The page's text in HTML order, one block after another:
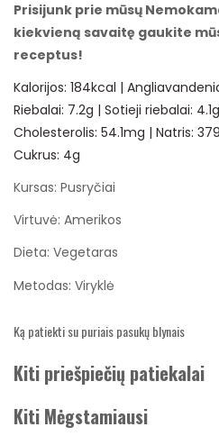
Prisijunk prie mūsų
kiekvieną savaitę gaukite
receptus!
Kalorijos: 184kcal |
Riebalai: 7.2g | Sotieji riebalai: 4.1g
Cholesterolis: 54.1mg | Natris:
Cukrus: 4g
Kursas: Pusryčiai
Virtuvė: Amerikos
Dieta: Vegetaras
Metodas: Viryklė
Ką patiekti su puriais pasukų blynais
Kiti priešpiečių patiekalai
Kiti Mėgstamiausi